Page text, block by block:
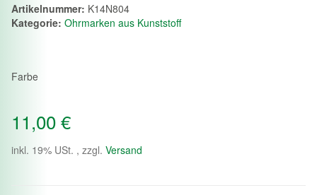
Artikelnummer: K14N804
Kategorie: Ohrmarken aus Kunststoff
Farbe
11,00 €
inkl. 19% USt. , zzgl. Versand